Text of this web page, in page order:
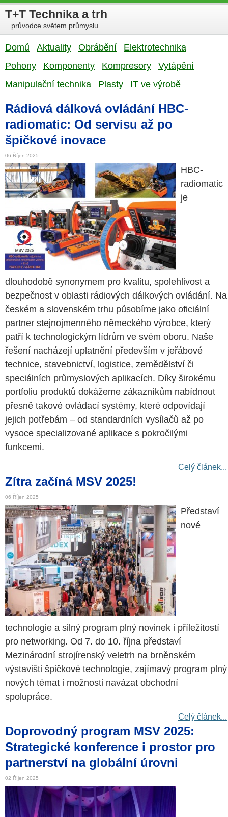
T+T Technika a trh
...průvodce světem průmyslu
Domů Aktuality Obrábění
Elektrotechnika
Pohony
Komponenty Kompresory
Vytápění
Manipulační technika
Plasty IT ve výrobě
Rádiová dálková ovládání HBC-
radiomatic: Od servisu až po
špičkové inovace
06 Říjen 2025
HBC-
radiomatic
je
dlouhodobě synonymem pro kvalitu, spolehlivost a
bezpečnost v oblasti rádiových dálkových ovládání. Na
českém a slovenském trhu působíme jako oficiální
partner stejnojmenného německého výrobce, který
patří k technologickým lídrům ve svém oboru. Naše
řešení nacházejí uplatnění především v jeřábové
technice, stavebnictví, logistice, zemědělství či
speciálních průmyslových aplikacích. Díky širokému
portfoliu produktů dokážeme zákazníkům nabídnout
přesně takové ovládací systémy, které odpovídají
jejich potřebám – od standardních vysílačů až po
vysoce specializované aplikace s pokročilými
funkcemi.
Celý článek...
Zítra začíná MSV 2025!
06 Říjen 2025
Představí
nové
technologie a silný program plný novinek i příležitostí
pro networking. Od 7. do 10. října představí
Mezinárodní strojírenský veletrh na brněnském
výstavišti špičkové technologie, zajímavý program plný
nových témat i možnosti navázat obchodní
spolupráce.
Celý článek...
Doprovodný program MSV 2025:
Strategické konference i prostor pro
partnerství na globální úrovni
02 Říjen 2025